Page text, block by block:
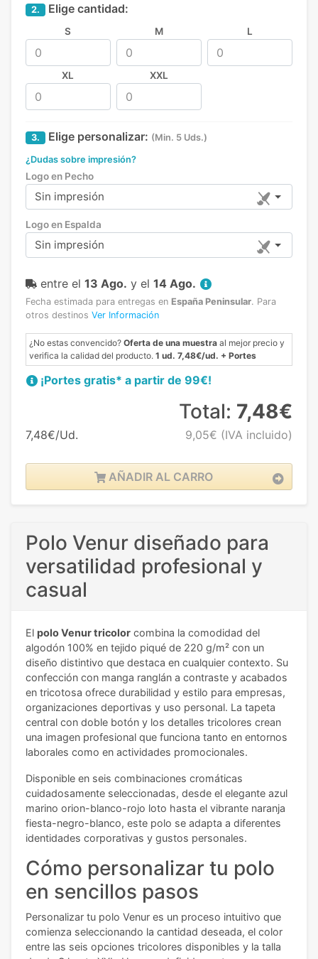
2. Elige cantidad:
S M L
XL XXL
3. Elige personalizar: (Min. 5 Uds.)
¿Dudas sobre impresión?
Logo en Pecho
Sin impresión
Logo en Espalda
Sin impresión
entre el 13 Ago. y el 14 Ago.
Fecha estimada para entregas en España Peninsular. Para
otros destinos Ver Información
¿No estas convencido? Oferta de una muestra al mejor precio y
verifica la calidad del producto. 1 ud. 7,48€/ud. + Portes
¡Portes gratis* a partir de 99€!
7,48€/Ud.
Total: 7,48€
9,05€ (IVA incluido)
AÑADIR AL CARRO
Polo Venur diseñado para
versatilidad profesional y
casual
El polo Venur tricolor combina la comodidad del
algodón 100% en tejido piqué de 220 g/m² con un
diseño distintivo que destaca en cualquier contexto. Su
confección con manga ranglán a contraste y acabados
en tricotosa ofrece durabilidad y estilo para empresas,
organizaciones deportivas y uso personal. La tapeta
central con doble botón y los detalles tricolores crean
una imagen profesional que funciona tanto en entornos
laborales como en actividades promocionales.
Disponible en seis combinaciones cromáticas
cuidadosamente seleccionadas, desde el elegante azul
marino orion-blanco-rojo loto hasta el vibrante naranja
fiesta-negro-blanco, este polo se adapta a diferentes
identidades corporativas y gustos personales.
Cómo personalizar tu polo
en sencillos pasos
Personalizar tu polo Venur es un proceso intuitivo que
comienza seleccionando la cantidad deseada, el color
entre las seis opciones tricolores disponibles y la talla